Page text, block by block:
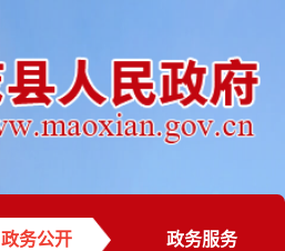
政务公开 政务服务